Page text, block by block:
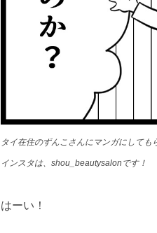
タイ在住のずんこさんにマンガにして
インスタは、shou_beautysalonです！
はーい！